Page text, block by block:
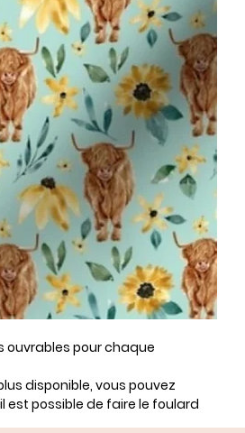
ouvrables pour chaque
disponible, vous pouvez
est possible de faire le foulard